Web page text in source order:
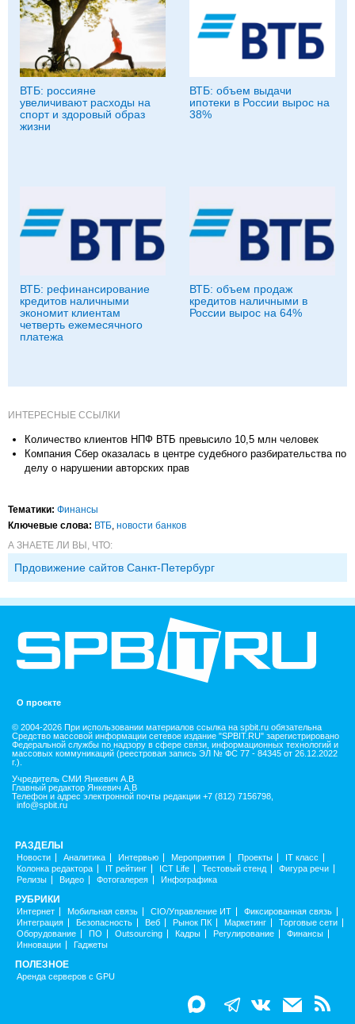
ВТБ: россияне
увеличивают расходы на
спорт и здоровый образ
жизни
ВТБ: объем выдачи
ипотеки в России вырос на
38%
ВТБ: рефинансирование
кредитов наличными
экономит клиентам
четверть ежемесячного
платежа
ВТБ: объем продаж
кредитов наличными в
России вырос на 64%
ИНТЕРЕСНЫЕ ССЫЛКИ
Количество клиентов НПФ ВТБ превысило 10,5 млн человек
Компания Сбер оказалась в центре судебного разбирательства по
делу о нарушении авторских прав
Тематики: Финансы
Ключевые слова: ВТБ, новости банков
А ЗНАЕТЕ ЛИ ВЫ, ЧТО:
Прдовижение сайтов Санкт-Петербург
О проекте
© 2004-2026 При использовании материалов ссылка на spbit.ru обязательна
Средство массовой информации сетевое издание "SPBIT.RU" зарегистрировано
Федеральной службы по надзору в сфере связи, информационных технологий и
массовых коммуникаций (реестровая запись ЭЛ № ФС 77 - 84345 от 26.12.2022
г.).
Учредитель СМИ Янкевич А.В
Главный редактор Янкевич А.В
Телефон и адрес электронной почты редакции +7 (812) 7156798,
info@spbit.ru
РАЗДЕЛЫ
Новости Аналитика Интервью Мероприятия Проекты
IT класс
Колонка редактора
IT рейтинг ICT Life Тестовый стенд
Фигура речи
Релизы
Видео Фотогалерея Инфографика
РУБРИКИ
Интернет Мобильная связь CIO/Управление ИТ
Фиксированная связь
Интеграция
Безопасность Веб Рынок ПК Маркетинг
Торговые сети
Оборудование
ПО Outsourcing Кадры Регулирование
Финансы
Инновации
Гаджеты
ПОЛЕЗНОЕ
Аренда серверов с GPU